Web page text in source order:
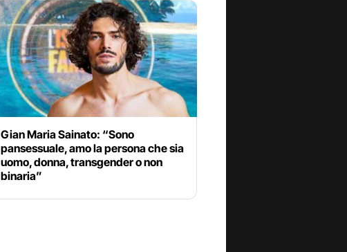
Gian Maria Sainato: “Sono
pansessuale, amo la persona che sia
uomo, donna, transgender o non
binaria”